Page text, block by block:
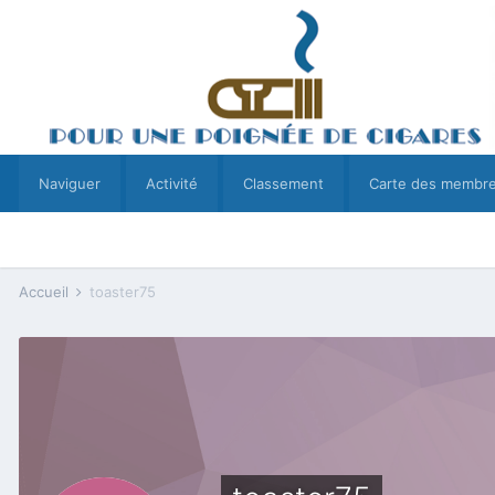
Naviguer Activité Classement Carte des
Accueil toaster75